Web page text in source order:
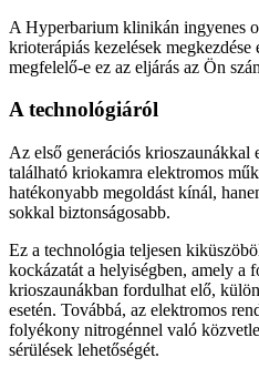
A Hyperbarium klinikán ingyenes
krioterápiás kezelések
megfelelő-e ez az eljárás az Ön
A technológiáról
Az első generációs krioszaunákkal
található kriokamra elektromos
hatékonyabb megoldást kínál,
sokkal biztonságosabb.
Ez a technológia teljesen
kockázatát a helyiségben, amely
krioszaunákban fordulhat elő,
esetén. Továbbá, az elektromos
folyékony nitrogénnel való
sérülések lehetőségét.